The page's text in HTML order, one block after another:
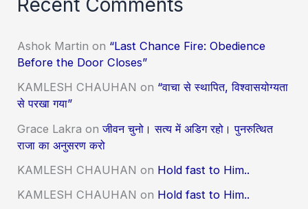
Recent Comments
Ashok Martin on “Last Chance Fire: Obedience
Before the Door Closes”
KAMLESH CHAUHAN on “वाचा से स्थापित, विश्वासयोग्यता
से परखा गया”
Grace Lakra onजीवन चुनो। सत्य में अडिग रहो। पुनरुत्थित
राजा का अनुसरण करो
KAMLESH CHAUHAN on Hold fast to Him..
KAMLESH CHAUHAN on Hold fast to Him..